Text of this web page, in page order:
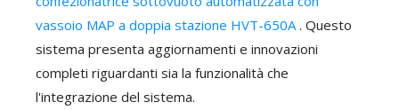
vassoio MAP a doppia stazione HVT-650A. Questo
sistema presenta aggiornamenti e innovazioni
completi riguardanti sia la funzionalità che
l'integrazione del sistema.